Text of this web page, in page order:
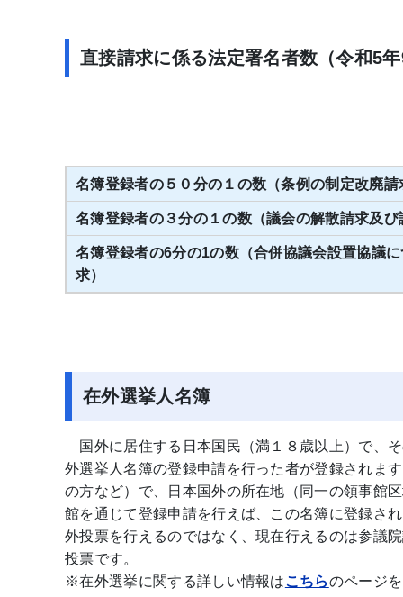
直接請求に係る法定署名者数（令和5
名簿登録者の５０分の１の数（条例の制定改廃
名簿登録者の３分の１の数（議会の解散請求及
名簿登録者の6分の1の数（合併協議会設置協議
求）
在外選挙人名簿
国外に居住する日本国民（満１８歳以上）で、
外選挙人名簿の登録申請を行った者が登録されま
の方など）で、日本国外の所在地（同一の領事館
館を通じて登録申請を行えば、この名簿に登録さ
外投票を行えるのではなく、現在行えるのは参議
投票です。
※在外選挙に関する詳しい情報はこちらのページ